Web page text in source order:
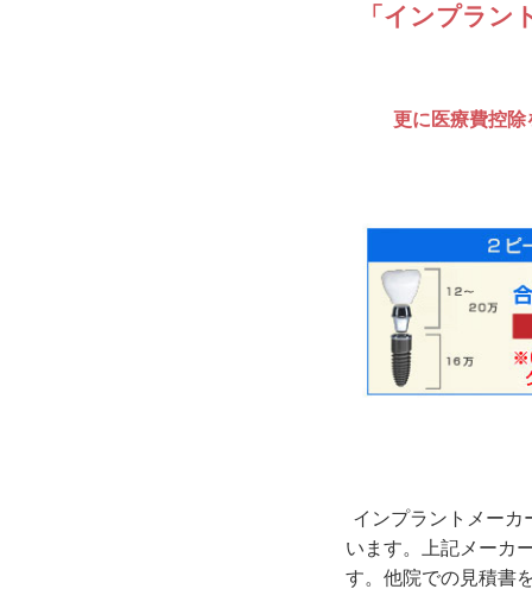
「インプラ
更に医療費控
インプラントメーカ
います。上記メーカ
す。他院での見積書